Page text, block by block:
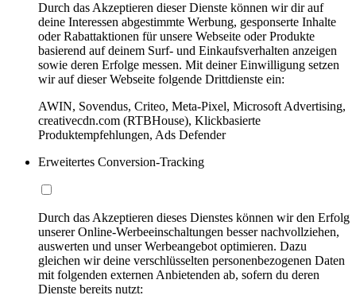
Durch das Akzeptieren dieser Dienste können wir dir auf
deine Interessen abgestimmte Werbung, gesponserte Inhalte
oder Rabattaktionen für unsere Webseite oder Produkte
basierend auf deinem Surf- und Einkaufsverhalten anzeigen
sowie deren Erfolge messen. Mit deiner Einwilligung setzen
wir auf dieser Webseite folgende Drittdienste ein:
AWIN, Sovendus, Criteo, Meta-Pixel, Microsoft Advertising,
creativecdn.com (RTBHouse), Klickbasierte
Produktempfehlungen, Ads Defender
Erweitertes Conversion-Tracking
Durch das Akzeptieren dieses Dienstes können wir den Erfolg
unserer Online-Werbeeinschaltungen besser nachvollziehen,
auswerten und unser Werbeangebot optimieren. Dazu
gleichen wir deine verschlüsselten personenbezogenen Daten
mit folgenden externen Anbietenden ab, sofern du deren
Dienste bereits nutzt: